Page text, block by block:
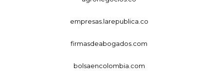
empresas.larepublica.co
firmasdeabogados.com
bolsaencolombia.com